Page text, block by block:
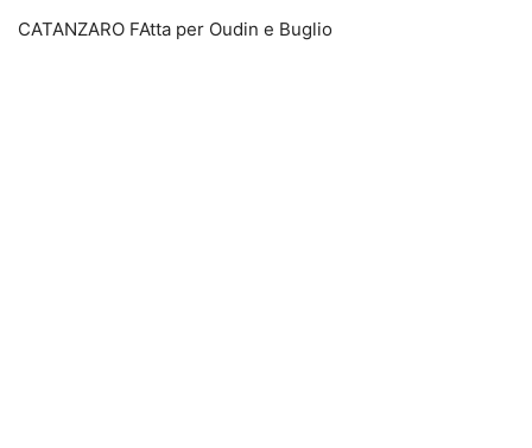
CATANZARO FAtta per Oudin e Buglio